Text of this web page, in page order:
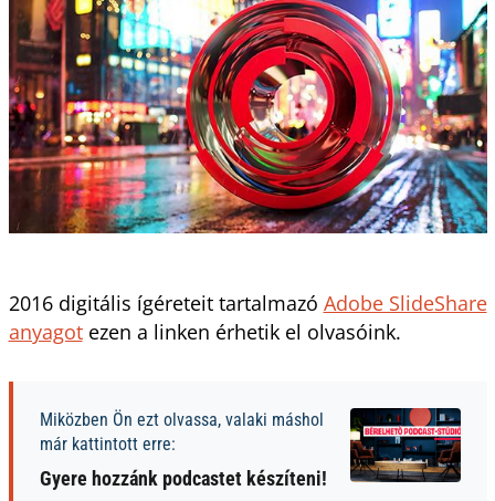
2016 digitális ígéreteit tartalmazó Adobe SlideShare
anyagotezen a linken érhetik el olvasóink.
Miközben Ön ezt olvassa, valaki máshol
már kattintott erre:
Gyere hozzánk podcastet készíteni!